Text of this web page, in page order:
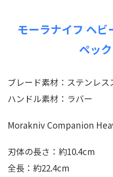
モーラナイフ ヘ
ペッ
ブレード素材：ステンレ
ハンドル素材：ラバー
Morakniv Companion
刃体の長さ：約10.4cm
全長：約22.4cm